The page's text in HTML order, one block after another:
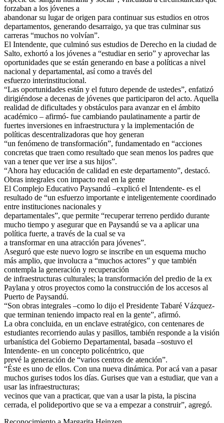
forzaban a los jóvenes a
abandonar su lugar de origen para continuar sus estudios en otros
departamentos, generando desarraigo, ya que tras culminar sus
carreras “muchos no volvían”.
El Intendente, que culminó sus estudios de Derecho en la ciudad de
Salto, exhortó a los jóvenes a “estudiar en serio” y aprovechar las
oportunidades que se están generando en base a políticas a nivel
nacional y departamental, así como a través del
esfuerzo interinstitucional.
“Las oportunidades están y el futuro depende de ustedes”, enfatizó
dirigiéndose a decenas de jóvenes que participaron del acto. Aquella
realidad de dificultades y obstáculos para avanzar en el ámbito
académico – afirmó- fue cambiando paulatinamente a partir de
fuertes inversiones en infraestructura y la implementación de
políticas descentralizadoras que hoy generan
“un fenómeno de transformación”, fundamentado en “acciones
concretas que traen como resultado que sean menos los padres que
van a tener que ver irse a sus hijos”.
“Ahora hay educación de calidad en este departamento”, destacó.
Obras integrales con impacto real en la gente
El Complejo Educativo Paysandú –explicó el Intendente- es el
resultado de “un esfuerzo importante e inteligentemente coordinado
entre instituciones nacionales y
departamentales”, que permite “recuperar terreno perdido durante
mucho tiempo y asegurar que en Paysandú se va a aplicar una
política fuerte, a través de la cual se va
a transformar en una atracción para jóvenes”.
Aseguró que este nuevo logro se inscribe en un esquema mucho
más amplio, que involucra a “muchos actores” y que también
contempla la generación y recuperación
de infraestructuras culturales; la transformación del predio de la ex
Paylana y otros proyectos como la construcción de los accesos al
Puerto de Paysandú.
“Son obras integrales –como lo dijo el Presidente Tabaré Vázquez-
que terminan teniendo impacto real en la gente”, afirmó.
La obra concluida, en un enclave estratégico, con centenares de
estudiantes recorriendo aulas y pasillos, también responde a la visión
urbanística del Gobierno Departamental, basada –sostuvo el
Intendente- en un concepto policéntrico, que
prevé la generación de “varios centros de atención”.
“Éste es uno de ellos. Con una nueva dinámica. Por acá van a pasar
muchos gurises todos los días. Gurises que van a estudiar, que van a
usar las infraestructuras;
vecinos que van a practicar, que van a usar la pista, la piscina
cerrada, el polideportivo que se va a empezar a construir”, agregó.